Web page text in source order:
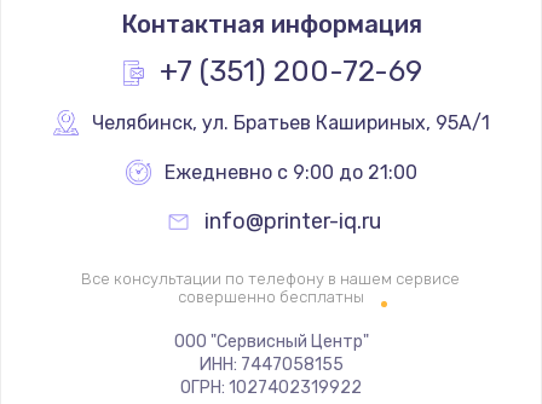
850 руб.
Заказать
Замена стекла
500 руб.
Заказать
Прошивка / разблокировка
Контактная информация
+7 (351) 200-72-69
Челябинск, ул. Братьев Кашириных, 95А/1
Ежедневно с 9:00 до 21:00
info@printer-iq.ru
Все консультации по телефону в нашем сервисе
совершенно бесплатны
ООО "Сервисный Центр"
ИНН: 7447058155
ОГРН: 1027402319922